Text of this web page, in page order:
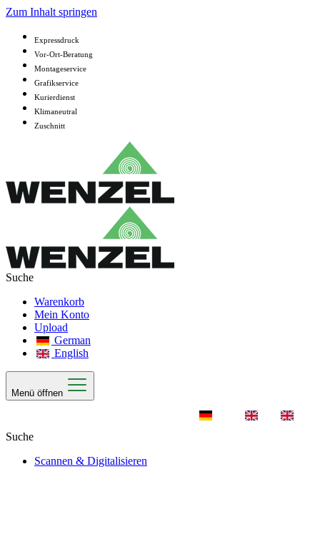
Zum Inhalt springen
Expressdruck
Vor-Ort-Beratung
Montageservice
Grafikservice
Kurierdienst
Klimaneutral
Zuschnitt
Warenkorb
Mein Konto
Upload
German
English
Menü öffnen
Scannen & Digitalisieren